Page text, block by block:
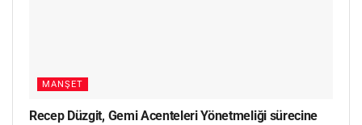
MANŞET
Recep Düzgit, Gemi Acenteleri Yönetmeliği sürecine